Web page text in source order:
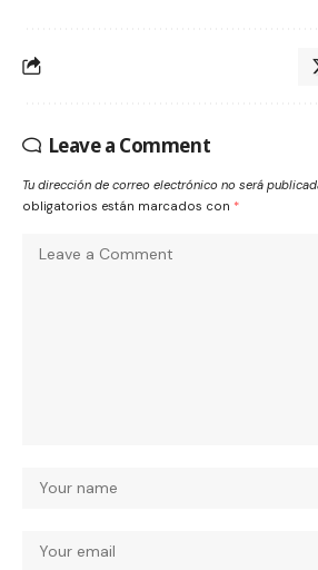
Leave a Comment
Tu dirección de correo electrónico no será
obligatorios están marcados con *